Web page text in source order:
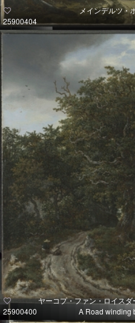
25900404
メインデルツ・
25900400
ヤーコプ・ファン・ロイス
A Road winding